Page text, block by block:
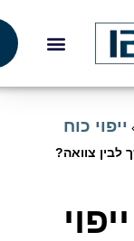
התקשרו
עכשיו